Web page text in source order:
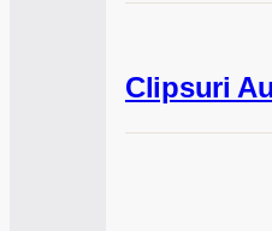
Clipsuri